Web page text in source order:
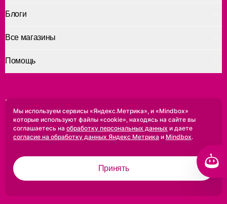
Помощь
Блоги
Все магазины
Приложение для печати
Доступно в
Google Play
Доступно в
App Store
Мы используем сервисы «Яндекс.Метрика», и «Mindbox»
которые используют файлы «cookie», находясь на сайте вы
соглашаетесь на обработку персональных данных и даете
согласие на обработку данных Яндекс Метрика и Mindbox.
Принять